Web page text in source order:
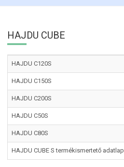
HAJDU CUBE
HAJDU C120S
HAJDU C150S
HAJDU C200S
HAJDU C50S
HAJDU C80S
HAJDU CUBE S termékismertető adatlap